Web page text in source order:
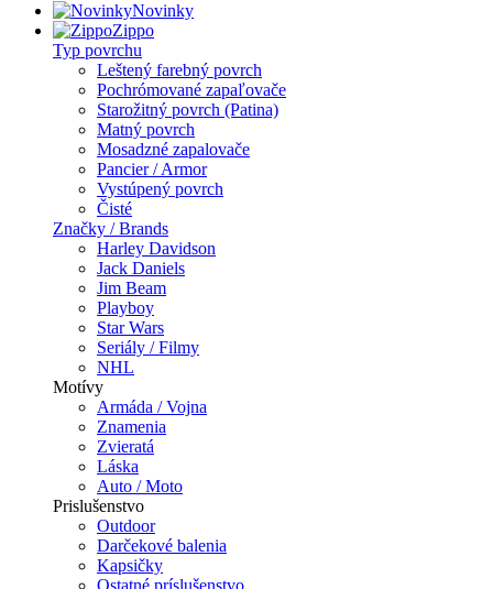
Novinky
Zippo
Typ povrchu
Leštený farebný povrch
Pochrómované zapaľovače
Starožitný povrch (Patina)
Matný povrch
Mosadzné zapalovače
Pancier / Armor
Vystúpený povrch
Čisté
Značky / Brands
Harley Davidson
Jack Daniels
Jim Beam
Playboy
Star Wars
Seriály / Filmy
NHL
Motívy
Armáda / Vojna
Znamenia
Zvieratá
Láska
Auto / Moto
Prislušenstvo
Outdoor
Darčekové balenia
Kapsičky
Ostatné príslušenstvo